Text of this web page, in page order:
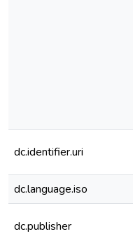
dc.identifier.uri
dc.language.iso
dc.publisher